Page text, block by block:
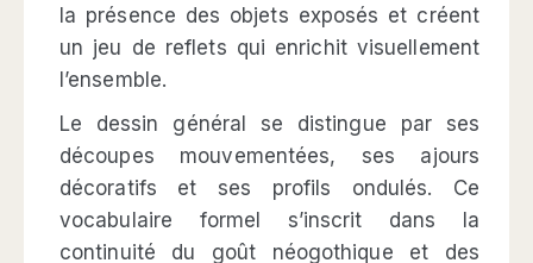
la présence des objets exposés et créent
un jeu de reflets qui enrichit visuellement
l’ensemble.
Le dessin général se distingue par ses
découpes mouvementées, ses ajours
décoratifs et ses profils ondulés. Ce
vocabulaire formel s’inscrit dans la
continuité du goût néogothique et des